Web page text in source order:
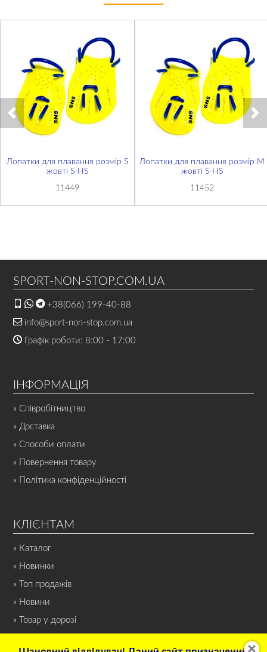
Лопатки для плавання розмір S
жовті S-HS
11449
Лопатки для плавання розмір М
жовті S-HS
11452
SPORT-NON-STOP.COM.UA
+38(066) 199-40-88
info@sport-non-stop.com.ua
Графік роботи: 8:00 - 17:00
ІНФОРМАЦІЯ
» Співробітництво
» Доставка
» Способи оплати
» Повернення товару
» Політика конфіденційності
КЛІЄНТАМ
» Каталог
» Новинки
» Топ продажів
» Новини
» Товар у дорозі